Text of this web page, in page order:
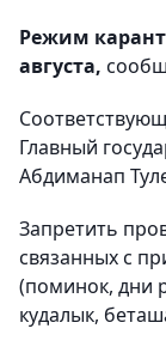
Режим
августа,
Главный
Абдиманап
Запретить
связанных с
(поминок, дни
кудалык,